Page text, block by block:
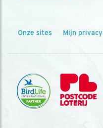
Onze sites Mijn privacy